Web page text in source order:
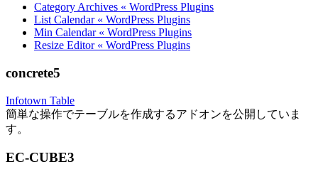
Category Archives « WordPress Plugins
List Calendar « WordPress Plugins
Min Calendar « WordPress Plugins
Resize Editor « WordPress Plugins
concrete5
Infotown Table
簡単な操作でテーブルを作成するアドオンを公開していま
す。
EC-CUBE3